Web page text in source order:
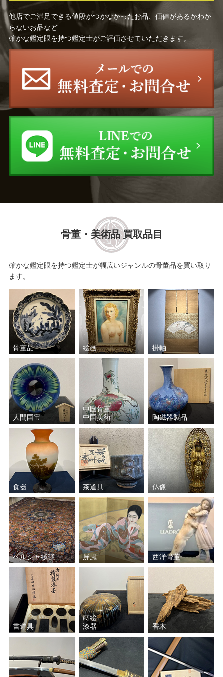
原 清 中野 孝一
増村 紀一郎 玉川 宣夫
山岸 一男 北村 昭斎
佐々木 象堂
前田 竹房斎 長野 垤志
慶入 （十一代楽 吉左衛
門）
奥村 吉兵衛
高橋道八
駒澤 利斎
岡部 嶺男
表千家十三代 無盡宗左 即
中斎
三輪 休雪 塚本 快示
須田 祥豊
清水 六兵衛 鈴木 盛久
肥沼 美智雄 三ツ井 為吉
中川 浄益 原田 拾六
中村 翠嵐 バーナード・リーチ
金谷 浄雲 菊池 政光
加藤 重高 三浦 竹軒
楽 吉左衛門 中村 宗哲
須田 賢司 小森 邦衞
藤沼 昇 太田 儔
小野 珀子 加藤 土師萌
氷見 晃堂
他店でご満足できる値段がつかなかったお品、価値があるかわか
らないお品など
確かな鑑定眼を持つ鑑定士がご評価させていただきます。
骨董・美術品 買取品目
確かな鑑定眼を持つ鑑定士が幅広いジャンルの骨董品を買い取り
ます。
骨董品 絵画 掛軸
人間国宝
中国骨董
中国美術
陶磁器製品
食器 茶道具 仏像
ペルシャ絨毯 屏風 西洋骨董
書道具
蒔絵
漆器
香木